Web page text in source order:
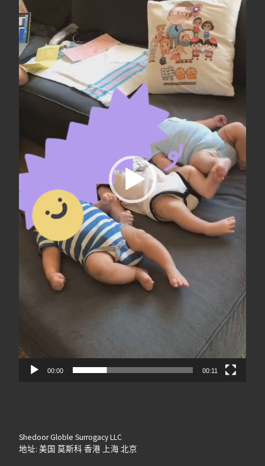
播
放
器
00:00 00:11
Shedoor Globle Surrogacy LLC
地址: 美国 莫斯科 香港 上海 北京